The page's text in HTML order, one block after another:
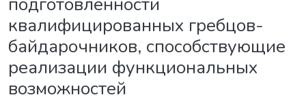
квалифицированных гребцов-
байдарочников, способствующие
реализации функциональных
возможностей